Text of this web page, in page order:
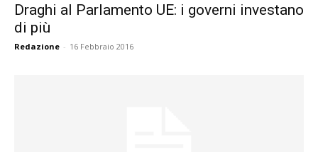
Draghi al Parlamento UE: i governi investano
di più
Redazione - 16 Febbraio 2016